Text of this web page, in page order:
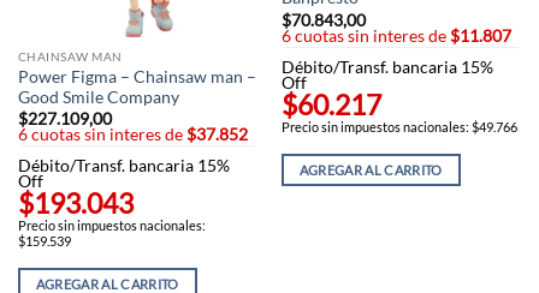
CHAINSAW MAN
Power Figma – Chainsaw man –
Good Smile Company
$227.109,00
6 cuotas sin interes de$37.852
Débito/Transf. bancaria 15%
Off
$193.043
Precio sin impuestos nacionales:
$159.539
AGREGAR AL CARRITO
$70.843,00
6 cuotas sin interes de$11.807
Débito/Transf. bancaria 15%
Off
$60.217
Precio sin impuestos nacionales: $49.766
AGREGAR AL CARRITO